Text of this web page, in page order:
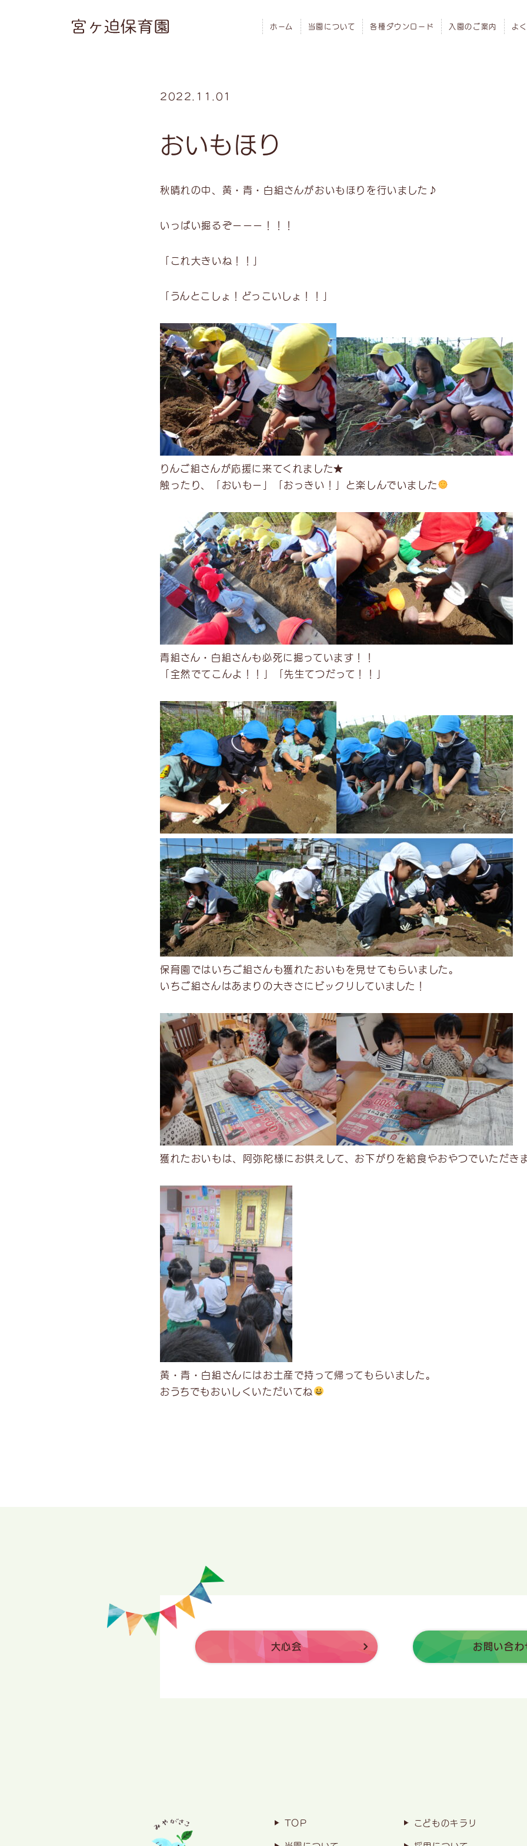
ホーム 当園について 各種ダウンロード 入園のご案内 よ
2022.11.01
おいもほり
秋晴れの中、黄・青・白組さんがおいもほりを行いました♪
いっぱい掘るぞーーー！！！
「これ大きいね！！」
「うんとこしょ！どっこいしょ！！」
りんご組さんが応援に来てくれました★
触ったり、「おいもー」「おっきい！」と楽しんでいました
青組さん・白組さんも必死に掘っています！！
「全然でてこんよ！！」「先生てつだって！！」
保育園ではいちご組さんも獲れたおいもを見せてもらいました。
いちご組さんはあまりの大きさにビックリしていました！
獲れたおいもは、阿弥陀様にお供えして、お下がりを給食やおやつでいただき
黄・青・白組さんにはお土産で持って帰ってもらいました。
おうちでもおいしくいただいてね
大心会 お問い合わ
TOP こどものキラリ